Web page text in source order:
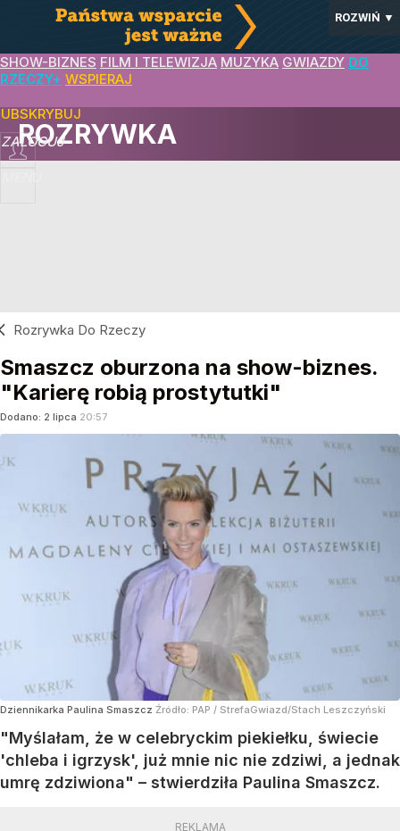
ROZWIŃ ▼
SHOW-BIZNES FILM I TELEWIZJA MUZYKA GWIAZDY DO
RZECZY+ WSPIERAJ
ZALOGUJ
ROZRYWKA
Rozrywka Do Rzeczy
Smaszcz oburzona na show-biznes.
"Karierę robią prostytutki"
Dodano: 2 lipca 20:57
Dziennikarka Paulina Smaszcz Źródło: PAP / StrefaGwiazd/Stach Leszczyński
"Myślałam, że w celebryckim piekiełku, świecie
'chleba i igrzysk', już mnie nic nie zdziwi, a jednak
umrę zdziwiona" – stwierdziła Paulina Smaszcz.